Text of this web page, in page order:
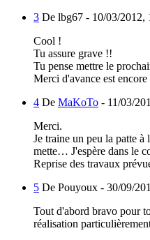
3 De lbg67 - 10/03/2012,
Cool !
Tu assure grave !!
Tu pense mettre le
Merci d'avance est
4 De MaKoTo - 11/03/
Merci.
Je traine un peu la patte
mette… J'espère dans le
Reprise des travaux
5 De Pouyoux - 30/09/
Tout d'abord bravo pour
réalisation